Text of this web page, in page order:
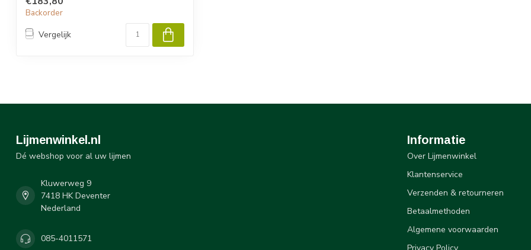
Backorder
Vergelijk
Lijmenwinkel.nl
Dé webshop voor al uw lijmen
Kluwerweg 9
7418 HK Deventer
Nederland
085-4011571
Informatie
Over Lijmenwinkel
Klantenservice
Verzenden & retourneren
Betaalmethoden
Algemene voorwaarden